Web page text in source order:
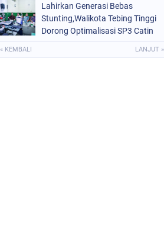
Lahirkan Generasi Bebas
Stunting,Walikota Tebing Tinggi
Dorong Optimalisasi SP3 Catin
« KEMBALI LANJUT »